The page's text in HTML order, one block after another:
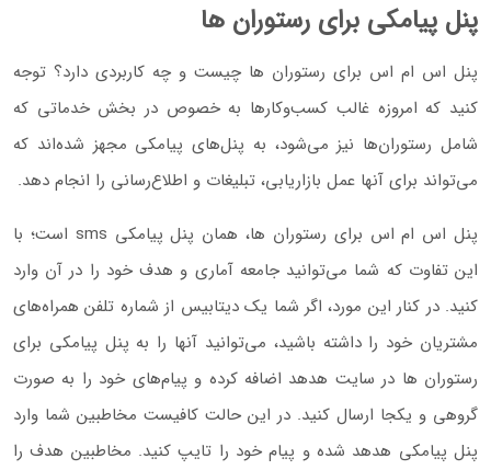
پنل پیامکی برای رستوران ها
پنل اس ام اس برای رستوران ها چیست و چه کاربردی دارد؟ توجه
کنید که امروزه غالب کسب‌و‌کارها به خصوص در بخش خدماتی که
شامل رستوران‌ها نیز می‌شود، به پنل‌های پیامکی مجهز شده‌اند که
می‌تواند برای آنها عمل بازاریابی، تبلیغات و اطلاع‌رسانی را انجام دهد.
پنل اس ام اس برای رستوران ها، همان پنل پیامکی sms است؛ با
این تفاوت که شما می‌توانید جامعه آماری و هدف خود را در آن وارد
کنید. در کنار این مورد، اگر شما یک دیتابیس از شماره تلفن همراه‌های
مشتریان خود را داشته باشید، می‌توانید آنها را به پنل پیامکی برای
رستوران ها در سایت هدهد اضافه کرده و پیام‌های خود را به صورت
گروهی و یکجا ارسال کنید. در این حالت کافیست مخاطبین شما وارد
پنل پیامکی هدهد شده و پیام خود را تایپ کنید. مخاطبین هدف را